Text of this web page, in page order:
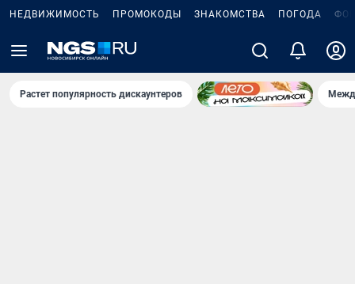
НЕДВИЖИМОСТЬ ПРОМОКОДЫ ЗНАКОМСТВА ПОГОДА
Растет популярность дискаунтеров